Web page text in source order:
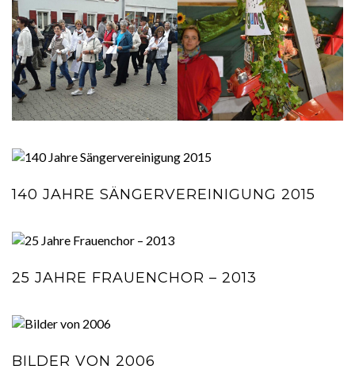
140 JAHRE SÄNGERVEREINIGUNG 2015
25 JAHRE FRAUENCHOR – 2013
BILDER VON 2006